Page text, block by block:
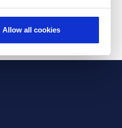
Allow all cookies